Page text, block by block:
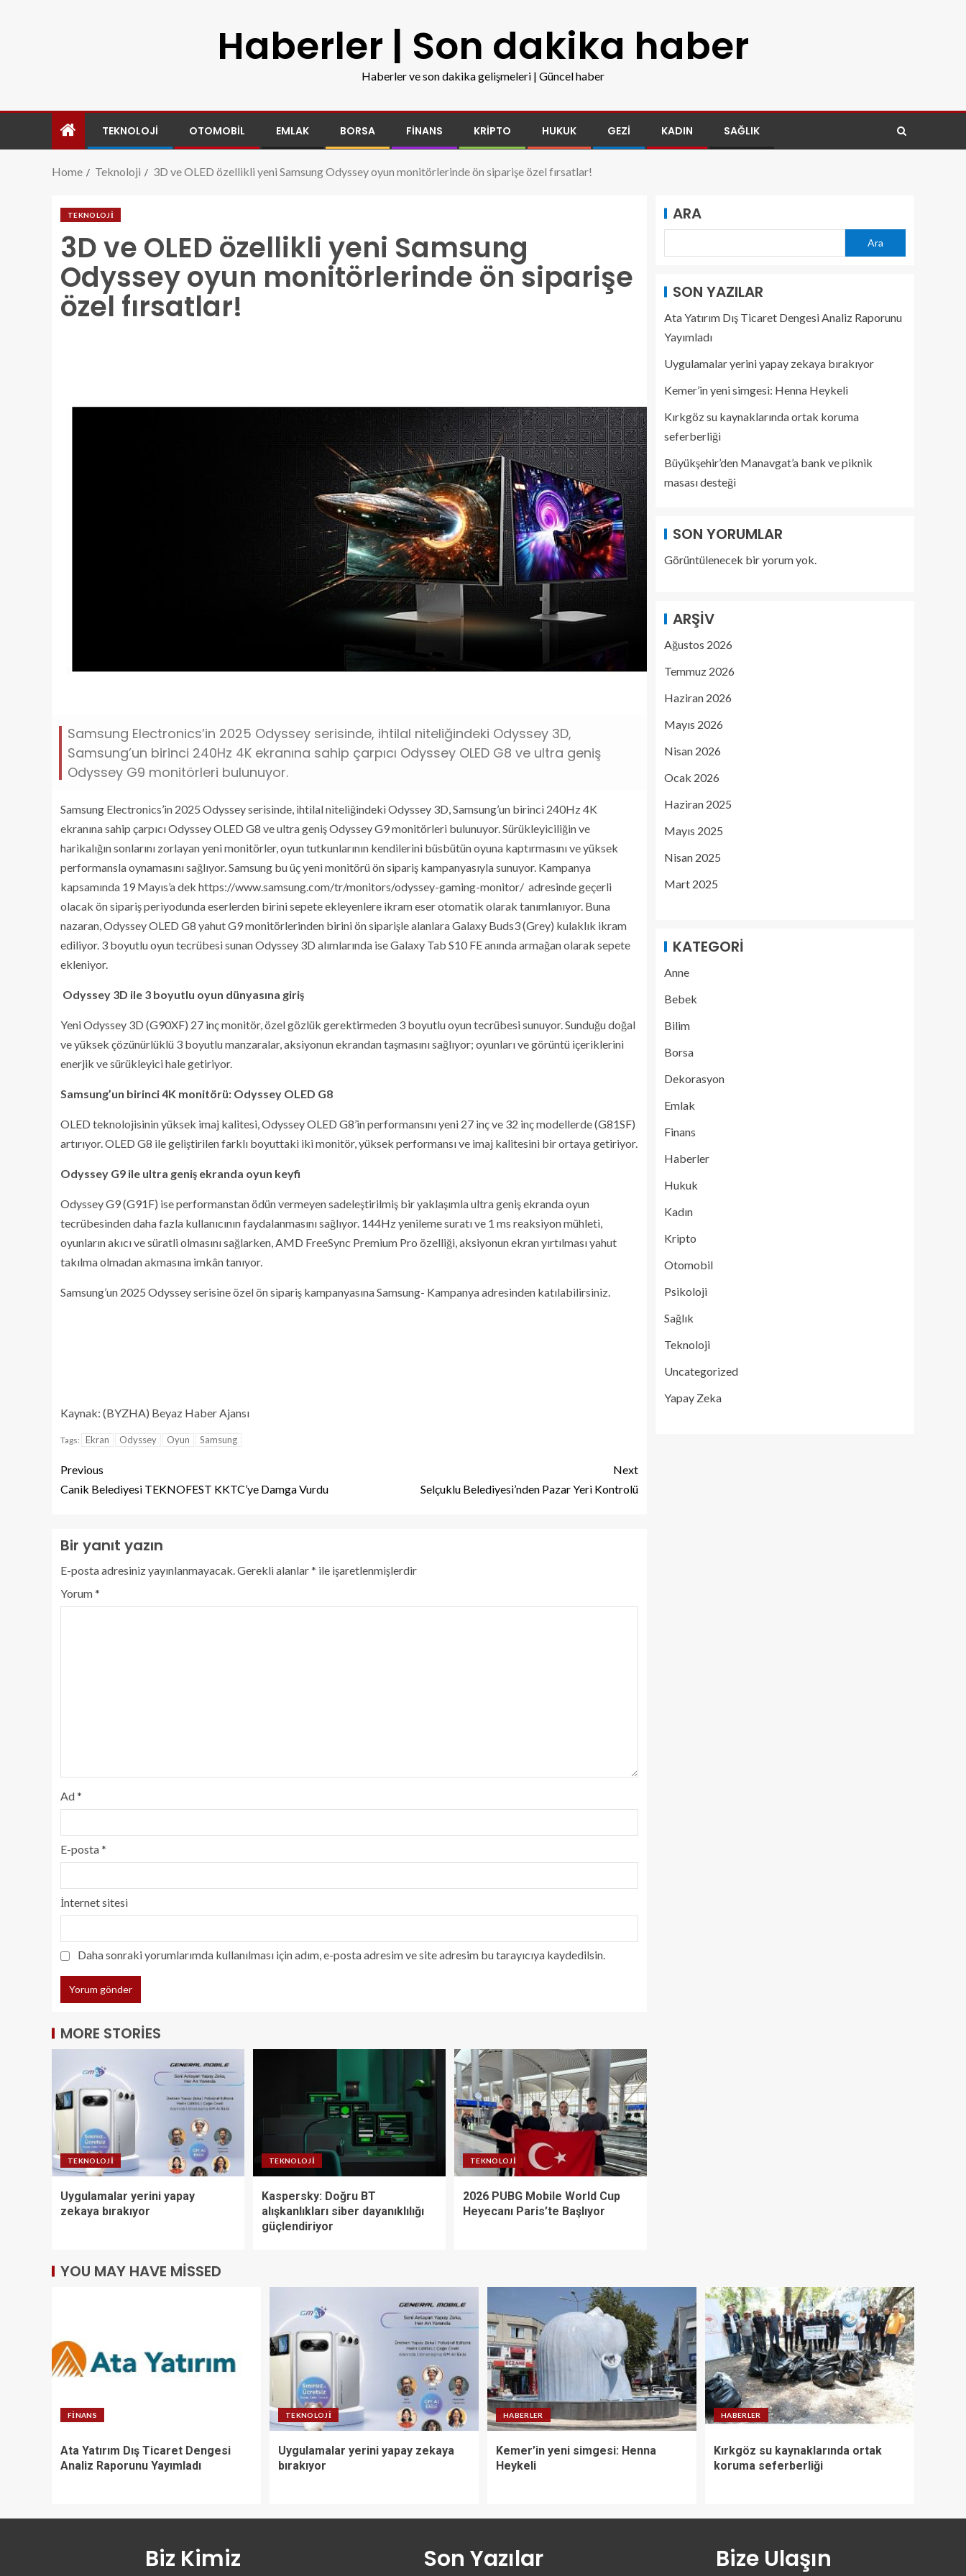
Haberler | Son dakika haber
Haberler ve son dakika gelişmeleri | Güncel haber
TEKNOLOJI OTOMOBIL EMLAK BORSA FINANS KRIPTO HUKUK GEZI KADIN SAĞLIK
Home Teknoloji 3D ve OLED özellikli yeni Samsung Odyssey oyun monitörlerinde ön siparişe özel fırsatlar!
TEKNOLOJI
3D ve OLED özellikli yeni Samsung
Odyssey oyun monitörlerinde ön siparişe
özel fırsatlar!
Samsung Electronics’in 2025 Odyssey serisinde, ihtilal niteliğindeki Odyssey 3D,
Samsung’un birinci 240Hz 4K ekranına sahip çarpıcı Odyssey OLED G8 ve ultra geniş
Odyssey G9 monitörleri bulunuyor.
Samsung Electronics’in 2025 Odyssey serisinde, ihtilal niteliğindeki Odyssey 3D, Samsung’un birinci 240Hz 4K
ekranına sahip çarpıcı Odyssey OLED G8 ve ultra geniş Odyssey G9 monitörleri bulunuyor. Sürükleyiciliğin ve
harikalığın sonlarını zorlayan yeni monitörler, oyun tutkunlarının kendilerini büsbütün oyuna kaptırmasını ve yüksek
performansla oynamasını sağlıyor. Samsung bu üç yeni monitörü ön sipariş kampanyasıyla sunuyor. Kampanya
kapsamında 19 Mayıs’a dek https://www.samsung.com/tr/monitors/odyssey-gaming-monitor/ adresinde geçerli
olacak ön sipariş periyodunda eserlerden birini sepete ekleyenlere ikram eser otomatik olarak tanımlanıyor. Buna
nazaran, Odyssey OLED G8 yahut G9 monitörlerinden birini ön siparişle alanlara Galaxy Buds3 (Grey) kulaklık ikram
ediliyor. 3 boyutlu oyun tecrübesi sunan Odyssey 3D alımlarında ise Galaxy Tab S10 FE anında armağan olarak sepete
ekleniyor.
Odyssey 3D ile 3 boyutlu oyun dünyasına giriş
Yeni Odyssey 3D (G90XF) 27 inç monitör, özel gözlük gerektirmeden 3 boyutlu oyun tecrübesi sunuyor. Sunduğu doğal
ve yüksek çözünürlüklü 3 boyutlu manzaralar, aksiyonun ekrandan taşmasını sağlıyor; oyunları ve görüntü içeriklerini
enerjik ve sürükleyici hale getiriyor.
Samsung’un birinci 4K monitörü: Odyssey OLED G8
OLED teknolojisinin yüksek imaj kalitesi, Odyssey OLED G8’in performansını yeni 27 inç ve 32 inç modellerde (G81SF)
artırıyor. OLED G8 ile geliştirilen farklı boyuttaki iki monitör, yüksek performansı ve imaj kalitesini bir ortaya getiriyor.
Odyssey G9 ile ultra geniş ekranda oyun keyfi
Odyssey G9 (G91F) ise performanstan ödün vermeyen sadeleştirilmiş bir yaklaşımla ultra geniş ekranda oyun
tecrübesinden daha fazla kullanıcının faydalanmasını sağlıyor. 144Hz yenileme suratı ve 1 ms reaksiyon mühleti,
oyunların akıcı ve süratli olmasını sağlarken, AMD FreeSync Premium Pro özelliği, aksiyonun ekran yırtılması yahut
takılma olmadan akmasına imkân tanıyor.
Samsung’un 2025 Odyssey serisine özel ön sipariş kampanyasına Samsung- Kampanya adresinden katılabilirsiniz.
Kaynak: (BYZHA) Beyaz Haber Ajansı
Tags: Ekran Odyssey Oyun Samsung
Previous
Canik Belediyesi TEKNOFEST KKTC’ye Damga Vurdu
Next
Selçuklu Belediyesi’nden Pazar Yeri Kontrolü
Bir yanıt yazın
E-posta adresiniz yayınlanmayacak.Gerekli alanlar* ile işaretlenmişlerdir
Yorum*
Ad*
E-posta*
İnternet sitesi
Daha sonraki yorumlarımda kullanılması için adım, e-posta adresim ve site adresim bu tarayıcıya kaydedilsin.
MORE STORIES
TEKNOLOJI
Uygulamalar yerini yapay
zekaya bırakıyor
TEKNOLOJI
Kaspersky: Doğru BT
alışkanlıkları siber dayanıklılığı
güçlendiriyor
TEKNOLOJI
2026 PUBG Mobile World Cup
Heyecanı Paris’te Başlıyor
ARA
Ara
SON YAZILAR
Ata Yatırım Dış Ticaret Dengesi Analiz Raporunu
Yayımladı
Uygulamalar yerini yapay zekaya bırakıyor
Kemer’in yeni simgesi: Henna Heykeli
Kırkgöz su kaynaklarında ortak koruma
seferberliği
Büyükşehir’den Manavgat’a bank ve piknik
masası desteği
SON YORUMLAR
Görüntülenecek bir yorum yok.
ARŞIV
Ağustos 2026
Temmuz 2026
Haziran 2026
Mayıs 2026
Nisan 2026
Ocak 2026
Haziran 2025
Mayıs 2025
Nisan 2025
Mart 2025
KATEGORI
Anne
Bebek
Bilim
Borsa
Dekorasyon
Emlak
Finans
Haberler
Hukuk
Kadın
Kripto
Otomobil
Psikoloji
Sağlık
Teknoloji
Uncategorized
Yapay Zeka
YOU MAY HAVE MISSED
FINANS
Ata Yatırım Dış Ticaret Dengesi
Analiz Raporunu Yayımladı
TEKNOLOJI
Uygulamalar yerini yapay zekaya
bırakıyor
HABERLER
Kemer’in yeni simgesi: Henna
Heykeli
HABERLER
Kırkgöz su kaynaklarında ortak
koruma seferberliği
Biz Kimiz Son Yazılar Bize Ulaşın